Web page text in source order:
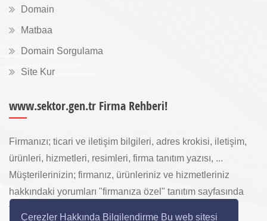
Çerezler Hakkında Bilgilendirme Bu web sitesi
Domain
Matbaa
Domain Sorgulama
Site Kur
www.sektor.gen.tr Firma Rehberi!
Firmanızı; ticari ve iletişim bilgileri, adres krokisi, iletişim,
ürünleri, hizmetleri, resimleri, firma tanıtım yazısı, ...
Müşterilerinizin; firmanız, ürünleriniz ve hizmetleriniz
hakkındaki yorumları "firmanıza özel" tanıtım sayfasında
toplanarak ürünlerinizi, hizmetlerinizi, internette "sizi